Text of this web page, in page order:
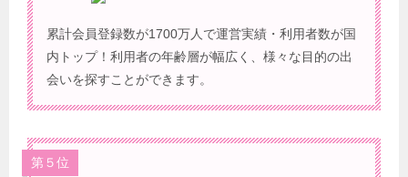
累計会員登録数が1700万人で運営実績・利用者数が国
内トップ！利用者の年齢層が幅広く、様々な目的の出
会いを探すことができます。
第５位